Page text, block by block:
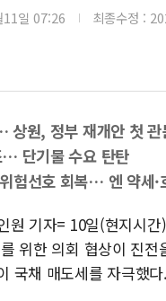
일 07:26 최종수정 :
상원, 정부 재개안 첫 관
단기물 수요 탄탄
험선호 회복… 엔 약세·
원 기자= 10일(현지시
위한 의회 협상이 진
국채 매도세를 자극했다.